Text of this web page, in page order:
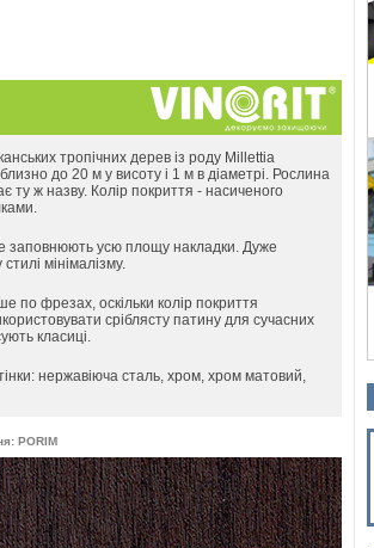
тропічних дерев із роду Millettia
до 20 м у висоту і 1 м в діаметрі. Рослина
ту ж назву. Колір покриття - насиченого
заповнюють усю площу накладки. Дуже
мінімалізму.
по фрезах, оскільки колір покриття
сріблясту патину для сучасних
класиці.
нержавіюча сталь, хром, хром матовий,
PORIM